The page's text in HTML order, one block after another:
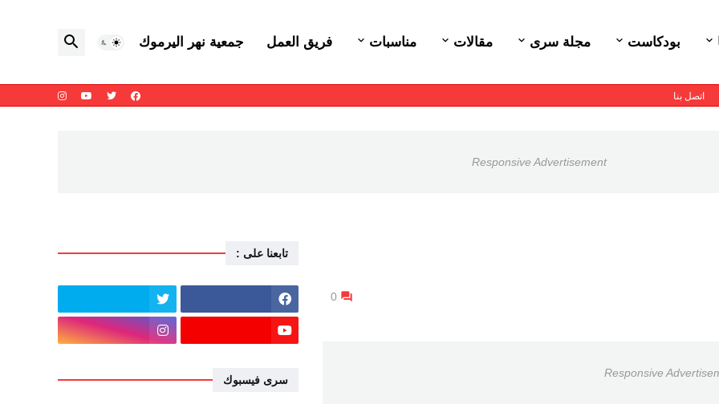
بودكاست مجلة سرى مقالات مناسبات فريق العمل جمعية نهر اليرموك
اتصل بنا
Responsive Advertisement
0
Responsive
تابعنا على :
سرى فيسبوك